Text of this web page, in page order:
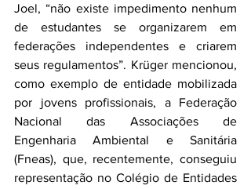
Joel, “não existe impedimento nenhum
de estudantes se organizarem em
federações independentes e criarem
seus regulamentos”. Krüger mencionou,
como exemplo de entidade mobilizada
por jovens profissionais, a Federação
Nacional das Associações de
Engenharia Ambiental e Sanitária
(Fneas), que, recentemente, conseguiu
representação no Colégio de Entidades